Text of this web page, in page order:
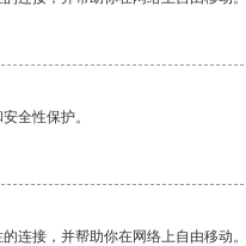
全性保护。
连接，并帮助你在网络上自由移动。